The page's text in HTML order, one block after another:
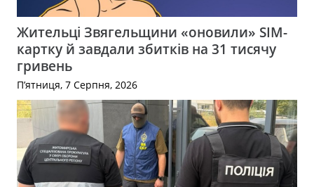
Жительці Звягельщини «оновили» SIM-
картку й завдали збитків на 31 тисячу
гривень
П’ятниця, 7 Серпня, 2026